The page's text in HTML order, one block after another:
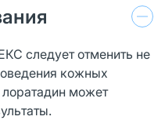
следует отменить не
кожных
лоратадин может